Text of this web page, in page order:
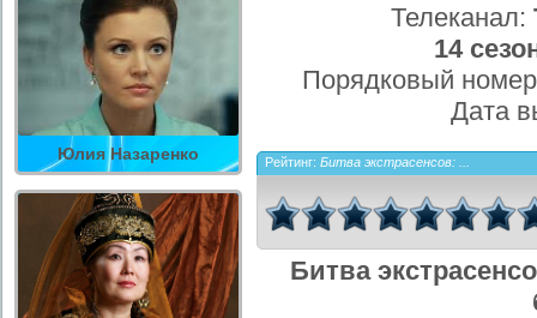
Юлия Назаренко
Телеканал:
14
Порядковый
Дата
Рейтинг: Битва экстрасенсов: ...
Битва